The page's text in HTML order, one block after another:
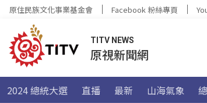
原住民族文化事業基金會 Facebook 粉絲專頁
TITV NEWS
原視新聞網
2024 總統大選 直播 最新 山海氣象